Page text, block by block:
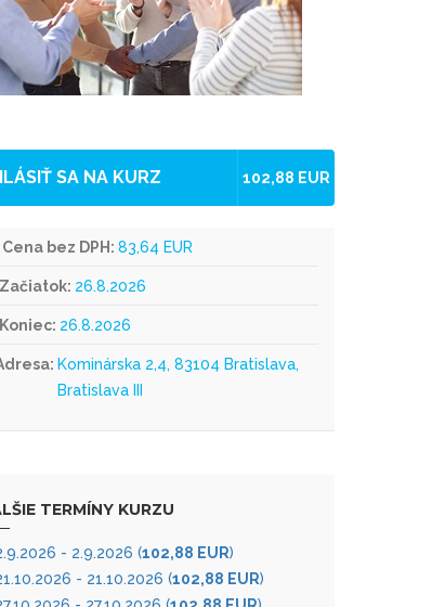
SA NA KURZ 102,88 EUR
Cena bez DPH: 83,64 EUR
Začiatok: 26.8.2026
Koniec: 26.8.2026
Kominárska 2,4, 83104 Bratislava,
Bratislava III
TERMÍNY KURZU
- 2.9.2026 (102,88 EUR)
- 21.10.2026 (102,88 EUR)